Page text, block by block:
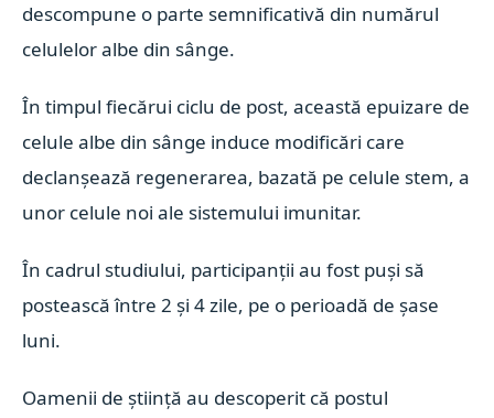
descompune o parte semnificativă din numărul
celulelor albe din sânge.
În timpul fiecărui ciclu de post, această epuizare de
celule albe din sânge induce modificări care
declanșează regenerarea, bazată pe celule stem, a
unor celule noi ale sistemului imunitar.
În cadrul studiului, participanții au fost puși să
postească între 2 și 4 zile, pe o perioadă de șase
luni.
Oamenii de știință au descoperit că postul